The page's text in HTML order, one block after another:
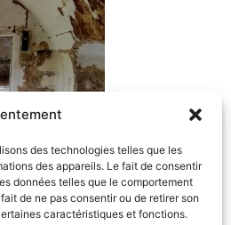
des technologies telles que les
des appareils. Le fait de consentir
données telles que le comportement
de ne pas consentir ou de retirer son
caractéristiques et fonctions.